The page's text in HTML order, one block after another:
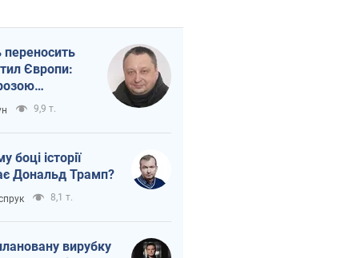
тил Європи:
логістика
9,9 т.
боці історії
Дональд Трамп?
8,1 т.
вирубку